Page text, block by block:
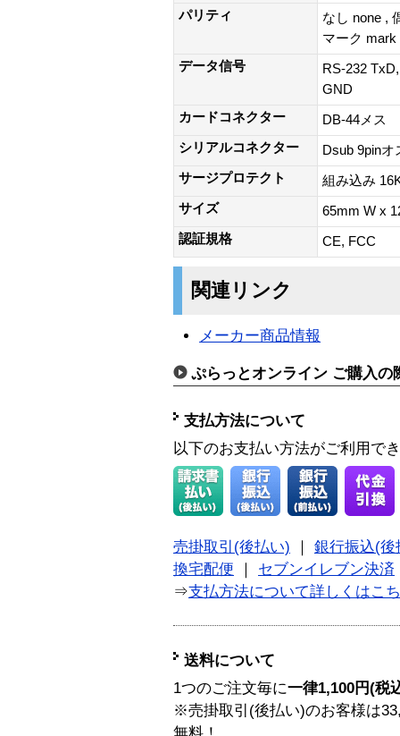
パリティ
なし none ,
マーク mark
データ信号
RS-232
GND
カードコネクター
DB-44メス
シリアルコネクター
Dsub 9pinオ
サージプロテクト
組み込み
サイズ
65mm W x
認証規格
CE, FCC
関連リンク
メーカー商品情報
ぷらっとオンライン ご購入の
支払方法について
以下のお支払い方法がご利用で
売掛取引(後払い) ｜ 銀行振込(後
換宅配便 ｜ セブンイレブン決済
⇒支払方法について詳しくはこ
送料について
1つのご注文毎に一律1,100円(税
※売掛取引(後払い)のお客様は
無料！